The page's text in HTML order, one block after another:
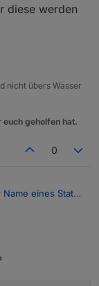
diese werden
nicht übers Wasser
euch geholfen hat.
0
eines State